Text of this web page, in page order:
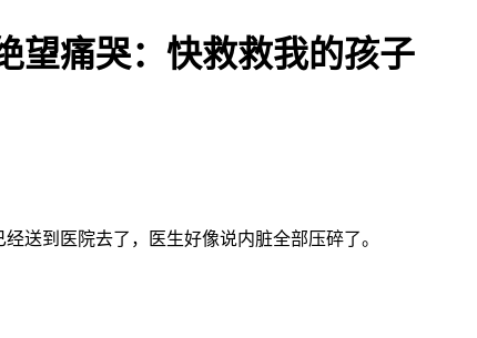
望痛哭：快救救我的孩子
送到医院去了，医生好像说内脏全部压碎了。